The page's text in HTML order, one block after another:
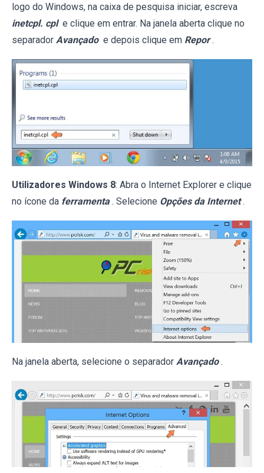
logo do Windows, na caixa de pesquisa iniciar, escreva
inetcpl. cpl e clique em entrar. Na janela aberta clique no
separador Avançado e depois clique em Repor .
Utilizadores Windows 8: Abra o Internet Explorer e clique
no ícone da ferramenta . Selecione Opções da Internet .
Na janela aberta, selecione o separador Avançado .